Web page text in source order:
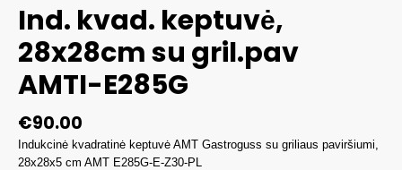
Ind. kvad. keptuvė,
28x28cm su gril.pav
AMTI-E285G
€90.00
Indukcinė kvadratinė keptuvė AMT Gastroguss su griliaus paviršiumi,
28x28x5 cm AMT E285G-E-Z30-PL